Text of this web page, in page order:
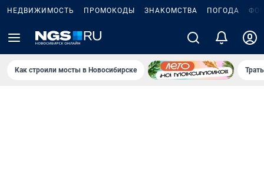
НЕДВИЖИМОСТЬ ПРОМОКОДЫ ЗНАКОМСТВА ПОГОДА
Как строили мосты в Новосибирске